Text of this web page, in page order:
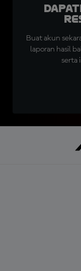
Buat akun
laporan hasil
serta